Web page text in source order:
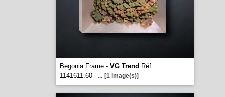
Begonia Frame - VG Trend Réf.
1141611.60
... [1 image(s)]